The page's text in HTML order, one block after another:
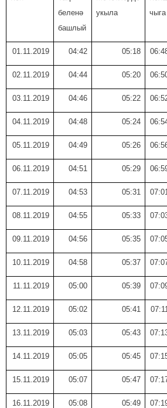
беленә
башлый
укыла
чыга
01.11.2019 04:42 05:18
02.11.2019 04:44 05:20
03.11.2019 04:46 05:22
04.11.2019 04:48 05:24
05.11.2019 04:49 05:26
06.11.2019 04:51 05:29
07.11.2019 04:53 05:31 07:01
08.11.2019 04:55 05:33
09.11.2019 04:56 05:35
10.11.2019 04:58 05:37
11.11.2019 05:00 05:39
12.11.2019 05:02 05:41 07:11
13.11.2019 05:03 05:43
14.11.2019 05:05 05:45
15.11.2019 05:07 05:47
16.11.2019 05:08 05:49